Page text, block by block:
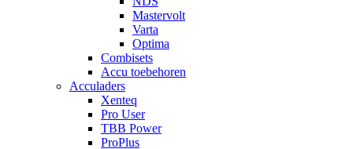
Mastervolt
Varta
Optima
Combisets
Accu toebehoren
Acculaders
Xenteq
Pro User
TBB Power
ProPlus